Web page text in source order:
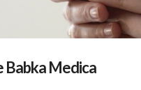
Babka Medica